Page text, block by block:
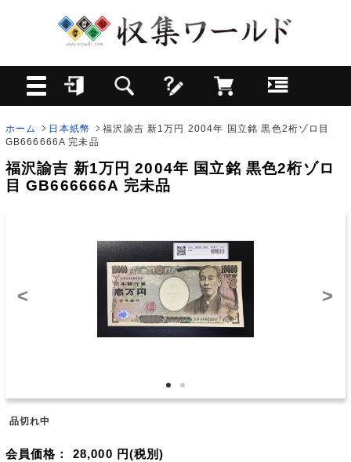
ホーム 日本紙幣
福沢諭吉 新1万円 2004年 国立銘 黒色2桁ゾロ目
GB666666A 完未品
福沢諭吉 新1万円 2004年 国立銘 黒色2桁ゾロ
目 GB666666A 完未品
< >
品切れ中
会員価格： 28,000 円(税別)